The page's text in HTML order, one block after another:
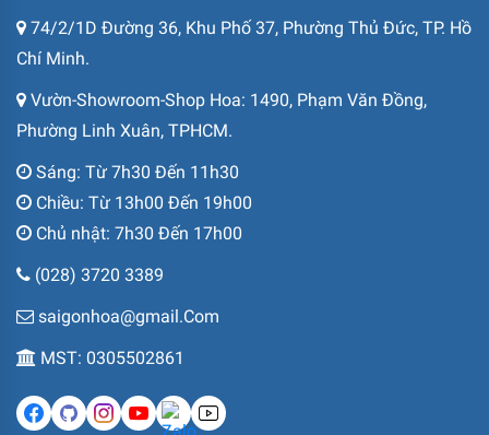
74/2/1D Đường 36, Khu Phố 37, Phường Thủ Đức, TP. Hồ
Chí Minh.
Vườn-Showroom-Shop Hoa: 1490, Phạm Văn Đồng,
Phường Linh Xuân, TPHCM.
Sáng: Từ 7h30 Đến 11h30
Chiều: Từ 13h00 Đến 19h00
Chủ nhật: 7h30 Đến 17h00
(028) 3720 3389
saigonhoa@gmail.Com
MST: 0305502861